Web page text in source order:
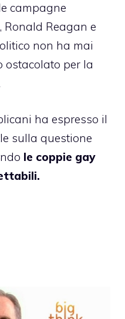
campagne
Ronald Reagan e
non ha mai
ostacolato per la
ha espresso il
sulla questione
le coppie gay